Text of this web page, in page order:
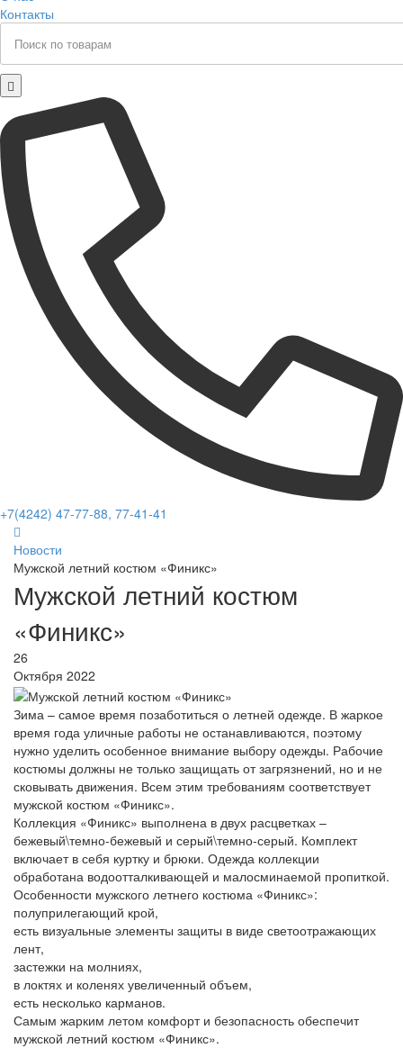
Контакты
+7(4242) 47-77-88, 77-41-41
Новости
Мужской летний костюм «Финикс»
Мужской летний костюм
«Финикс»
26
Октября 2022
Зима – самое время позаботиться о летней одежде. В жаркое
время года уличные работы не останавливаются, поэтому
нужно уделить особенное внимание выбору одежды. Рабочие
костюмы должны не только защищать от загрязнений, но и не
сковывать движения. Всем этим требованиям соответствует
мужской костюм «Финикс».
Коллекция «Финикс» выполнена в двух расцветках –
бежевый\темно-бежевый и серый\темно-серый. Комплект
включает в себя куртку и брюки. Одежда коллекции
обработана водоотталкивающей и малосминаемой пропиткой.
Особенности мужского летнего костюма «Финикс»:
полуприлегающий крой,
есть визуальные элементы защиты в виде светоотражающих
лент,
застежки на молниях,
в локтях и коленях увеличенный объем,
есть несколько карманов.
Самым жарким летом комфорт и безопасность обеспечит
мужской летний костюм «Финикс».